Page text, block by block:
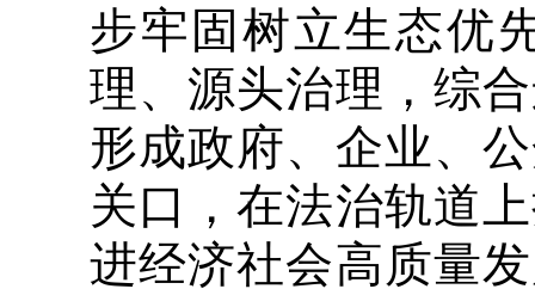
步牢固树立生态优
理、源头治理，综
形成政府、企业、
关口，在法治轨道
进经济社会高质量